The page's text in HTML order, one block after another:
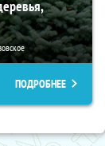
ПОДРОБНЕЕ